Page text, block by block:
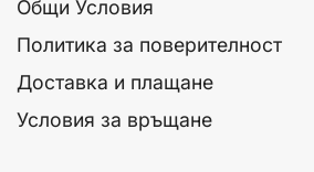
Общи Условия
Политика за поверителност
Доставка и плащане
Условия за връщане